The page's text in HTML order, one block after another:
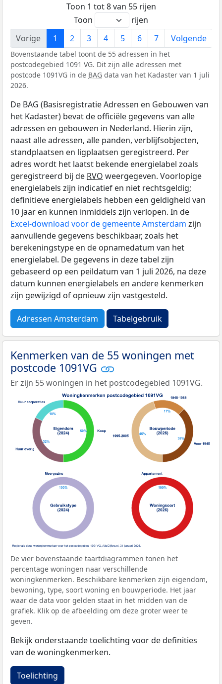
Toon 1 tot 8 van 55 rijen
Toon
rijen
Vorige
1 2 3 4 5 6 7 Volgende
Bovenstaande tabel toont de 55 adressen in het
postcodegebied 1091 VG. Dit zijn alle adressen met
postcode 1091VG in de BAG data van het Kadaster van 1 juli
2026.
De BAG (Basisregistratie Adressen en Gebouwen van
het Kadaster) bevat de officiële gegevens van alle
adressen en gebouwen in Nederland. Hierin zijn,
naast alle adressen, alle panden, verblijfsobjecten,
standplaatsen en ligplaatsen geregistreerd. Per
adres wordt het laatst bekende energielabel zoals
geregistreerd bij de RVO weergegeven. Voorlopige
energielabels zijn indicatief en niet rechtsgeldig;
definitieve energielabels hebben een geldigheid van
10 jaar en kunnen inmiddels zijn verlopen. In de
Excel-download voor de gemeente Amsterdam zijn
aanvullende gegevens beschikbaar, zoals het
berekeningstype en de opnamedatum van het
energielabel. De gegevens in deze tabel zijn
gebaseerd op een peildatum van 1 juli 2026, na deze
datum kunnen energielabels en andere kenmerken
zijn gewijzigd of opnieuw zijn vastgesteld.
Adressen Amsterdam Tabelgebruik
Kenmerken van de 55 woningen met
postcode 1091VG
Er zijn 55 woningen in het postcodegebied 1091VG.
De vier bovenstaande taartdiagrammen tonen het
percentage woningen naar verschillende
woningkenmerken. Beschikbare kenmerken zijn eigendom,
bewoning, type, soort woning en bouwperiode. Het jaar
waar de data voor gelden staat in het midden van de
grafiek. Klik op de afbeelding om deze groter weer te
geven.
Bekijk onderstaande toelichting voor de definities
van de woningkenmerken.
Toelichting